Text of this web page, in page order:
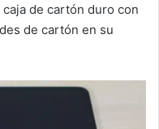
de cartón duro con
de cartón en su